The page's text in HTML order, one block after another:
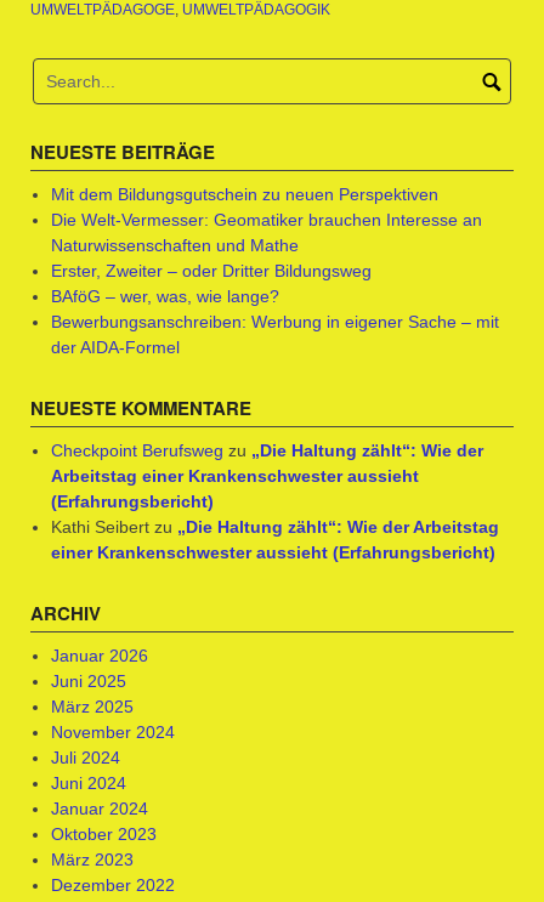
UMWELTPÄDAGOGE, UMWELTPÄDAGOGIK
NEUESTE BEITRÄGE
Mit dem Bildungsgutschein zu neuen Perspektiven
Die Welt-Vermesser: Geomatiker brauchen Interesse an
Naturwissenschaften und Mathe
Erster, Zweiter – oder Dritter Bildungsweg
BAföG – wer, was, wie lange?
Bewerbungsanschreiben: Werbung in eigener Sache – mit
der AIDA-Formel
NEUESTE KOMMENTARE
Checkpoint Berufsweg zu „Die Haltung zählt“: Wie der
Arbeitstag einer Krankenschwester aussieht
(Erfahrungsbericht)
Kathi Seibertzu „Die Haltung zählt“: Wie der Arbeitstag
einer Krankenschwester aussieht (Erfahrungsbericht)
ARCHIV
Januar 2026
Juni 2025
März 2025
November 2024
Juli 2024
Juni 2024
Januar 2024
Oktober 2023
März 2023
Dezember 2022